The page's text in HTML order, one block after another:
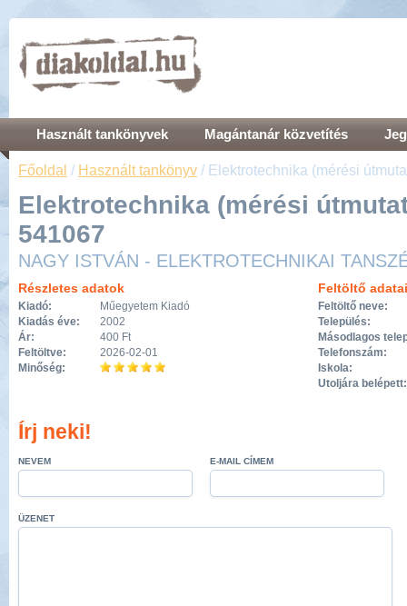
Használt tankönyvek Magántanár közvetítés
Főoldal / Használt tankönyv / Elektrotechnika (mérési
Elektrotechnika (mérési
541067
NAGY ISTVÁN - ELEKTROTECHNIKAI
Részletes adatok
Kiadó:
Műegyetem Kiadó
Kiadás éve:
2002
Ár:
400 Ft
Feltöltve:
2026-02-01
Minőség:
Feltöltő adatai
Feltöltő neve:
Település:
Másodlagos
Telefonszám:
Iskola:
Utoljára belépett:
Írj neki!
NEVEM E-MAIL CÍMEM
ÜZENET